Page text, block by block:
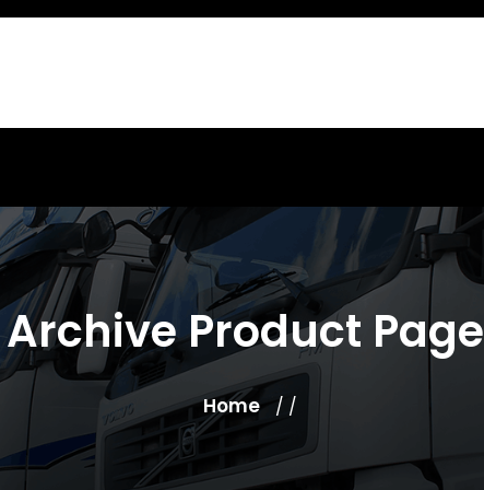
Archive Product Page
Home / /